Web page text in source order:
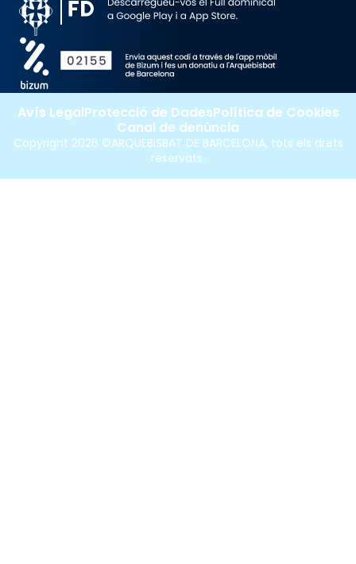
Copyright 2026 ©ARQUEBISBAT DE BARCELONA, tots els drets
reservats.
Avís LegalProtecció de DadesPolítica de Cookies
Canal de denúncia